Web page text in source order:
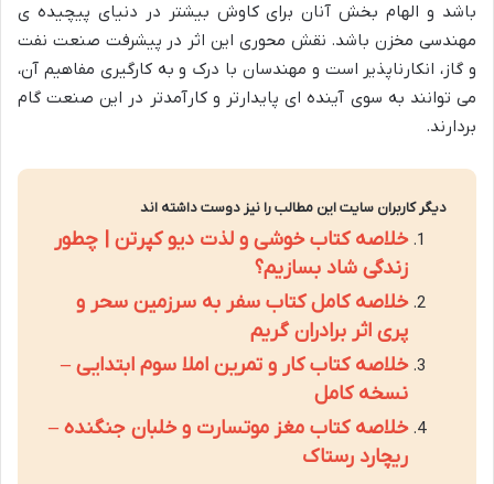
باشد و الهام بخش آنان برای کاوش بیشتر در دنیای پیچیده ی
مهندسی مخزن باشد. نقش محوری این اثر در پیشرفت صنعت نفت
و گاز، انکارناپذیر است و مهندسان با درک و به کارگیری مفاهیم آن،
می توانند به سوی آینده ای پایدارتر و کارآمدتر در این صنعت گام
بردارند.
دیگر کاربران سایت این مطالب را نیز دوست داشته اند
خلاصه کتاب خوشی و لذت دیو کپرتن | چطور
زندگی شاد بسازیم؟
خلاصه کامل کتاب سفر به سرزمین سحر و
پری اثر برادران گریم
خلاصه کتاب کار و تمرین املا سوم ابتدایی –
نسخه کامل
خلاصه کتاب مغز موتسارت و خلبان جنگنده –
ریچارد رستاک